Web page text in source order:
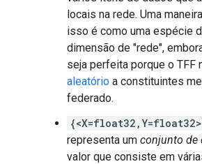
locais na rede. Uma
isso é como uma espécie
dimensão de "rede",
seja perfeita porque o TFF
aleatório a constituintes
federado.
representa um conjunto de
valor que consiste em